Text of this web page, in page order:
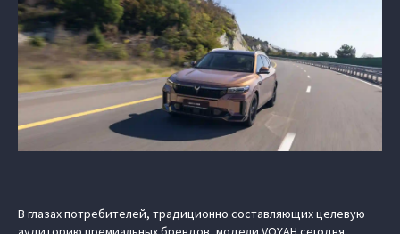
В глазах потребителей, традиционно составляющих целевую